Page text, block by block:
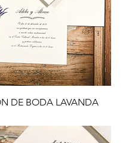
DE BODA LAVANDA